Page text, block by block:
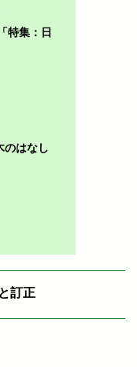
特集：日
のはなし
訂正